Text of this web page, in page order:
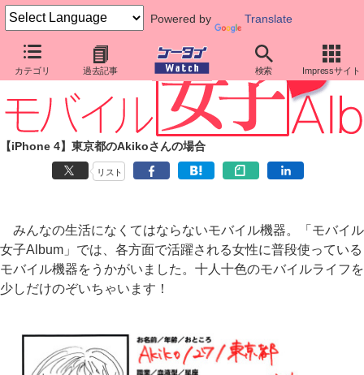
Powered by Translate
カテゴリ 過去記事 検索 Impressサイト
【iPhone 4】東京都のAkikoさんの場合
リスト
みんなの生活になくてはならないモバイル機器。「モバイル
女子Album」では、各方面で活躍される女性に普段使っている
モバイル機器をうかがいました。十人十色のモバイルライフを
少しだけのぞいちゃいます！